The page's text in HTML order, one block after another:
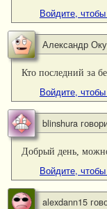
Войдите, чтобы
Александр
Кто последний за
Войдите, чтобы
blinshura
Добрый день,
Войдите, чтобы
alexdann15